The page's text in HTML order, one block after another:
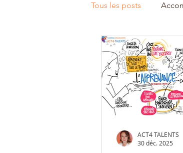
Tous les posts
ACT4 TALENTS
30 déc. 2025